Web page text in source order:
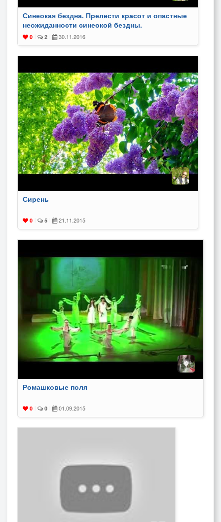
Синеокая бездна. Прелести красот и опастные
неожиданности синеокой бездны.
0 2 30.11.2016
Сирень
0 5 21.11.2015
Ромашковые поля
0 0 01.09.2015